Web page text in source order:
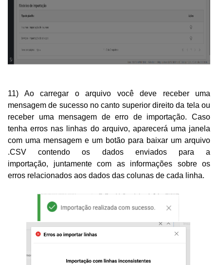
11) Ao carregar o arquivo você deve receber uma
mensagem de sucesso no canto superior direito da tela ou
receber uma mensagem de erro de importação. Caso
tenha erros nas linhas do arquivo, aparecerá uma janela
com uma mensagem e um botão para baixar um arquivo
.CSV contendo os dados enviados para a
importação, juntamentecom as informações sobre os
erros relacionados aos dados das colunas de cada linha.